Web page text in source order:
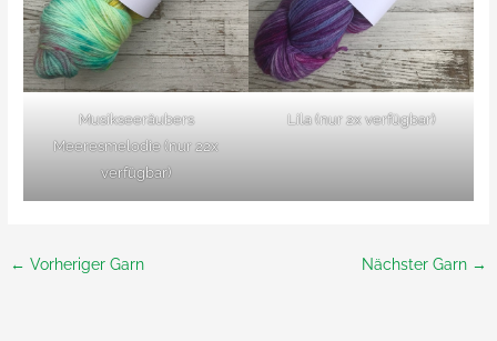
Musikseeräubers
Meeresmelodie (nur 22x
verfügbar)
Lila (nur 2x verfügbar)
← Vorheriger Garn Nächster Garn →